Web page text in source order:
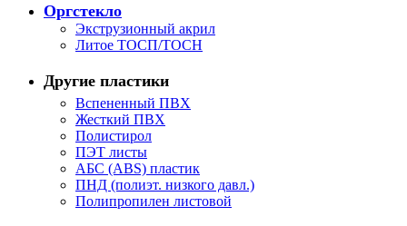
Оргстекло
Экструзионный акрил
Литое ТОСП/ТОСН
Другие пластики
Вспененный ПВХ
Жесткий ПВХ
Полистирол
ПЭТ листы
АБС (ABS) пластик
ПНД (полиэт. низкого давл.)
Полипропилен листовой